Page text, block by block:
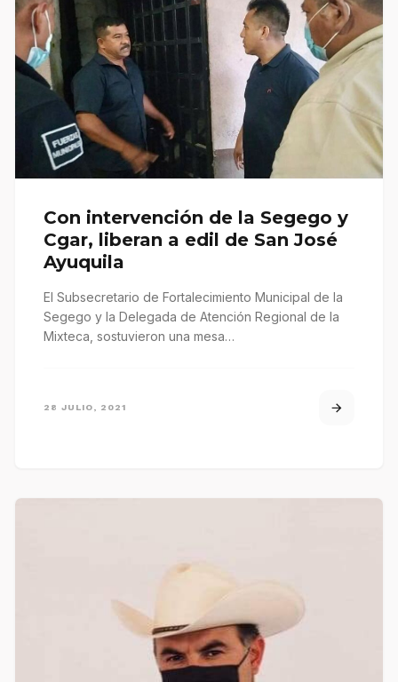
Con intervención de la Segego y
Cgar, liberan a edil de San José
Ayuquila
El Subsecretario de Fortalecimiento Municipal de la
Segego y la Delegada de Atención Regional de la
Mixteca, sostuvieron una mesa…
28 JULIO, 2021